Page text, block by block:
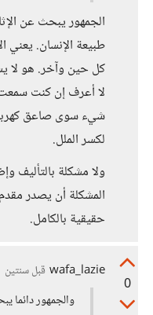
الجمهور يبحث عن
طبيعة الإنسان. يعني
كل حين وآخر. هو لا
لا أعرف إن كنت
شيء سوى صاعق
لكسر الملل.
ولا مشكلة بالتأليف
المشكلة أن يصدر
حقيقية بالكامل.
0
wafa_lazie قبل سنتين
والجمهور